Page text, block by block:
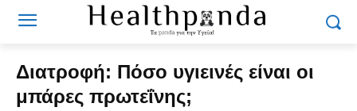
Διατροφή: Πόσο υγιεινές είναι οι
μπάρες πρωτεΐνης;